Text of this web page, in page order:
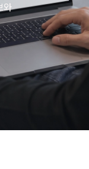
와